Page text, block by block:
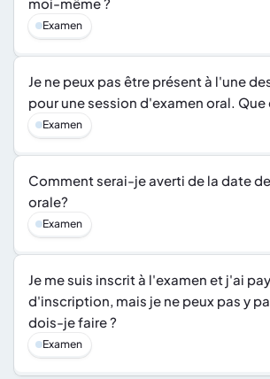
Examen
Je ne peux pas être présent à l'une
pour une session d'examen oral.
Examen
Comment serai-je averti de la date
orale?
Examen
Je me suis inscrit à l'examen et j'ai
d'inscription, mais je ne peux pas y
dois-je faire ?
Examen